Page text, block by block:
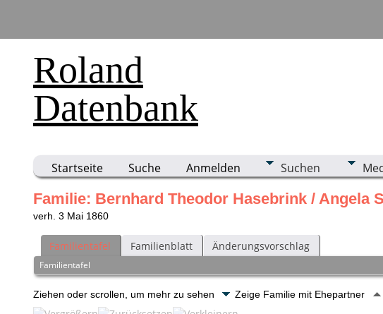
Roland
Datenbank
Startseite Suche Anmelden Suchen
Familie: Bernhard Theodor Hasebrink / Angela
verh. 3 Mai 1860
Familientafel Familienblatt Änderungsvorschlag
Familientafel
Ziehen oder scrollen, um mehr zu sehen Zeige Familie mit Ehepartner